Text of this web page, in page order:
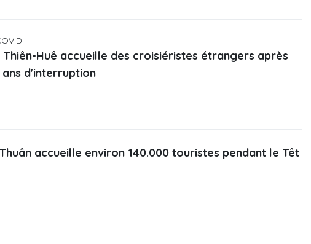
Thiên-Huê accueille des croisiéristes étrangers après
ans d'interruption
accueille environ 140.000 touristes pendant le Têt